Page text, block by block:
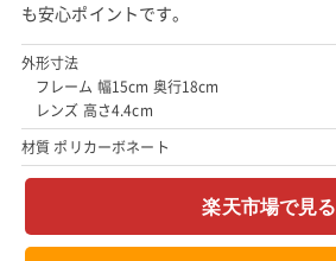
も安心ポイントです。
外形寸法
フレーム 幅15cm 奥行18cm
レンズ 高さ4.4cm
材質 ポリカーボネート
楽天市場で見る